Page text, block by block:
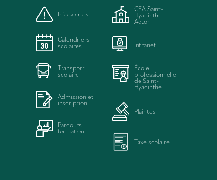
Info-alertes
Calendriers
scolaires
Transport
scolaire
Admission et
inscription
Parcours
formation
CEA Saint-
Hyacinthe -
Acton
Intranet
École
professionnelle
de Saint-
Hyacinthe
Plaintes
Taxe scolaire